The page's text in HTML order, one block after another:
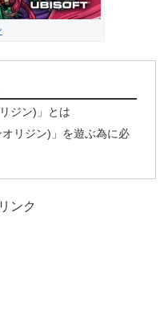
ジン)」とは
リジン)」を遊ぶ為に必
ンク